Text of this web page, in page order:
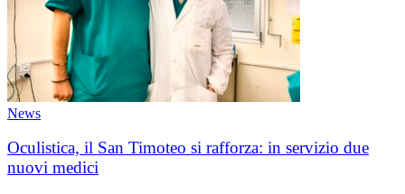
News
Oculistica, il San Timoteo si rafforza: in servizio due
nuovi medici